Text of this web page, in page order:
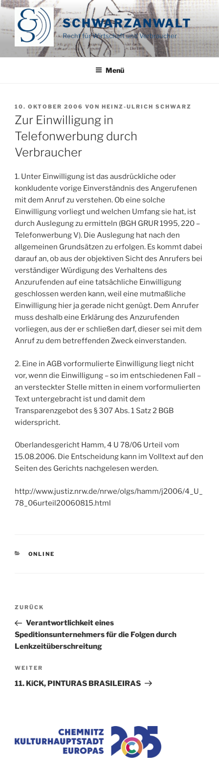
Zum
springen
SCHWARZANWALT
Recht für Wirtschaft und Verbraucher
Menü
VERÖFFENTLICHT
AM
10. OKTOBER 2006 VON HEINZ-ULRICH SCHWARZ
Zur Einwilligung in
Telefonwerbung durch
Verbraucher
1. Unter Einwilligung ist das ausdrückliche oder
konkludente vorige Einverständnis des Angerufenen
mit dem Anruf zu verstehen. Ob eine solche
Einwilligung vorliegt und welchen Umfang sie hat, ist
durch Auslegung zu ermitteln (BGH GRUR 1995, 220 –
Telefonwerbung V). Die Auslegung hat nach den
allgemeinen Grundsätzen zu erfolgen. Es kommt dabei
darauf an, ob aus der objektiven Sicht des Anrufers bei
verständiger Würdigung des Verhaltens des
Anzurufenden auf eine tatsächliche Einwilligung
geschlossen werden kann, weil eine mutmaßliche
Einwilligung hier ja gerade nicht genügt. Dem Anrufer
muss deshalb eine Erklärung des Anzurufenden
vorliegen, aus der er schließen darf, dieser sei mit dem
Anruf zu dem betreffenden Zweck einverstanden.
2. Eine in AGB vorformulierte Einwilligung liegt nicht
vor, wenn die Einwilligung – so im entschiedenen Fall –
an versteckter Stelle mitten in einem vorformulierten
Text untergebracht ist und damit dem
Transparenzgebot des § 307 Abs. 1 Satz 2 BGB
widerspricht.
Oberlandesgericht Hamm, 4 U 78/06 Urteil vom
15.08.2006. Die Entscheidung kann im Volltext auf den
Seiten des Gerichts nachgelesen werden.
http://www.justiz.nrw.de/nrwe/olgs/hamm/j2006/4_U_
78_06urteil20060815.html
KATEGORIEN
ONLINE
Beitragsnavigation
Vorheriger
Beitrag
ZURÜCK
Verantwortlichkeit eines
Speditionsunternehmers für die Folgen durch
Lenkzeitüberschreitung
Nächster
Beitrag
WEITER
11. KiCK, PINTURAS BRASILEIRAS